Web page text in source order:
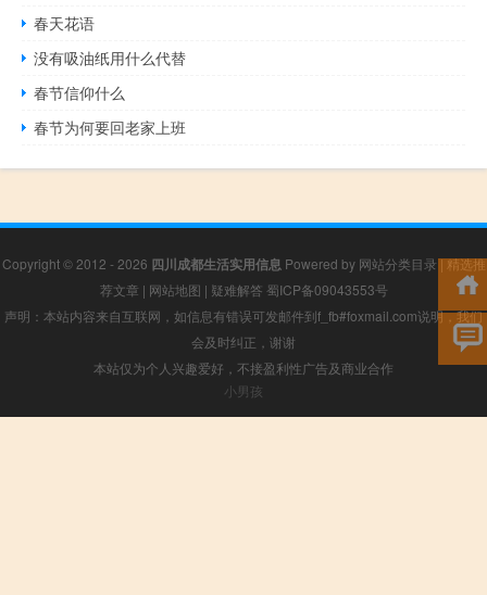
春天花语
没有吸油纸用什么代替
春节信仰什么
春节为何要回老家上班
Copyright © 2012 - 2026 四川成都生活实用信息 Powered by 网站分类目录|精选推
荐文章 | 网站地图 | 疑难解答 蜀ICP备09043553号
声明：本站内容来自互联网，如信息有错误可发邮件到f_fb#foxmail.com说明，我们
会及时纠正，谢谢
本站仅为个人兴趣爱好，不接盈利性广告及商业合作
小男孩